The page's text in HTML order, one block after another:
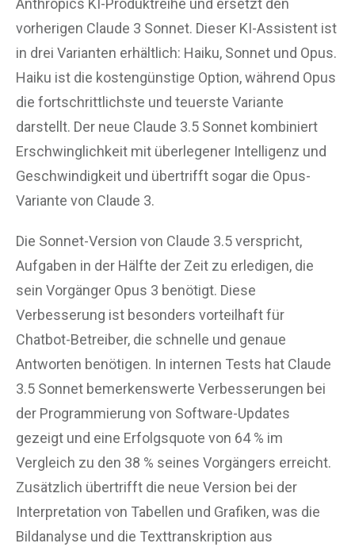
Anthropics KI-Produktreihe und ersetzt den
vorherigen Claude 3 Sonnet. Dieser KI-Assistent ist
in drei Varianten erhältlich: Haiku, Sonnet und Opus.
Haiku ist die kostengünstige Option, während Opus
die fortschrittlichste und teuerste Variante
darstellt. Der neue Claude 3.5 Sonnet kombiniert
Erschwinglichkeit mit überlegener Intelligenz und
Geschwindigkeit und übertrifft sogar die Opus-
Variante von Claude 3.
Die Sonnet-Version von Claude 3.5 verspricht,
Aufgaben in der Hälfte der Zeit zu erledigen, die
sein Vorgänger Opus 3 benötigt. Diese
Verbesserung ist besonders vorteilhaft für
Chatbot-Betreiber, die schnelle und genaue
Antworten benötigen. In internen Tests hat Claude
3.5 Sonnet bemerkenswerte Verbesserungen bei
der Programmierung von Software-Updates
gezeigt und eine Erfolgsquote von 64 % im
Vergleich zu den 38 % seines Vorgängers erreicht.
Zusätzlich übertrifft die neue Version bei der
Interpretation von Tabellen und Grafiken, was die
Bildanalyse und die Texttranskription aus